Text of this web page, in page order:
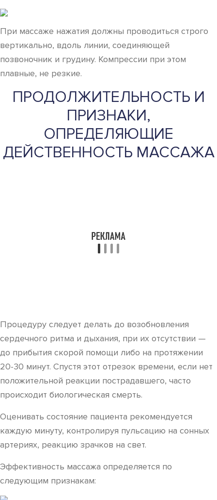
При массаже нажатия должны проводиться строго
вертикально, вдоль линии, соединяющей
позвоночник и грудину. Компрессии при этом
плавные, не резкие.
ПРОДОЛЖИТЕЛЬНОСТЬ И
ПРИЗНАКИ,
ОПРЕДЕЛЯЮЩИЕ
ДЕЙСТВЕННОСТЬ МАССАЖА
Процедуру следует делать до возобновления
сердечного ритма и дыхания, при их отсутствии —
до прибытия скорой помощи либо на протяжении
20-30 минут. Спустя этот отрезок времени, если нет
положительной реакции пострадавшего, часто
происходит биологическая смерть.
Оценивать состояние пациента рекомендуется
каждую минуту, контролируя пульсацию на сонных
артериях, реакцию зрачков на свет.
Эффективность массажа определяется по
следующим признакам: